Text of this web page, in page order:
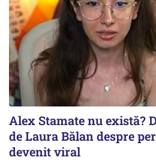
Alex Stamate nu există?
de Laura Bălan despre
devenit viral